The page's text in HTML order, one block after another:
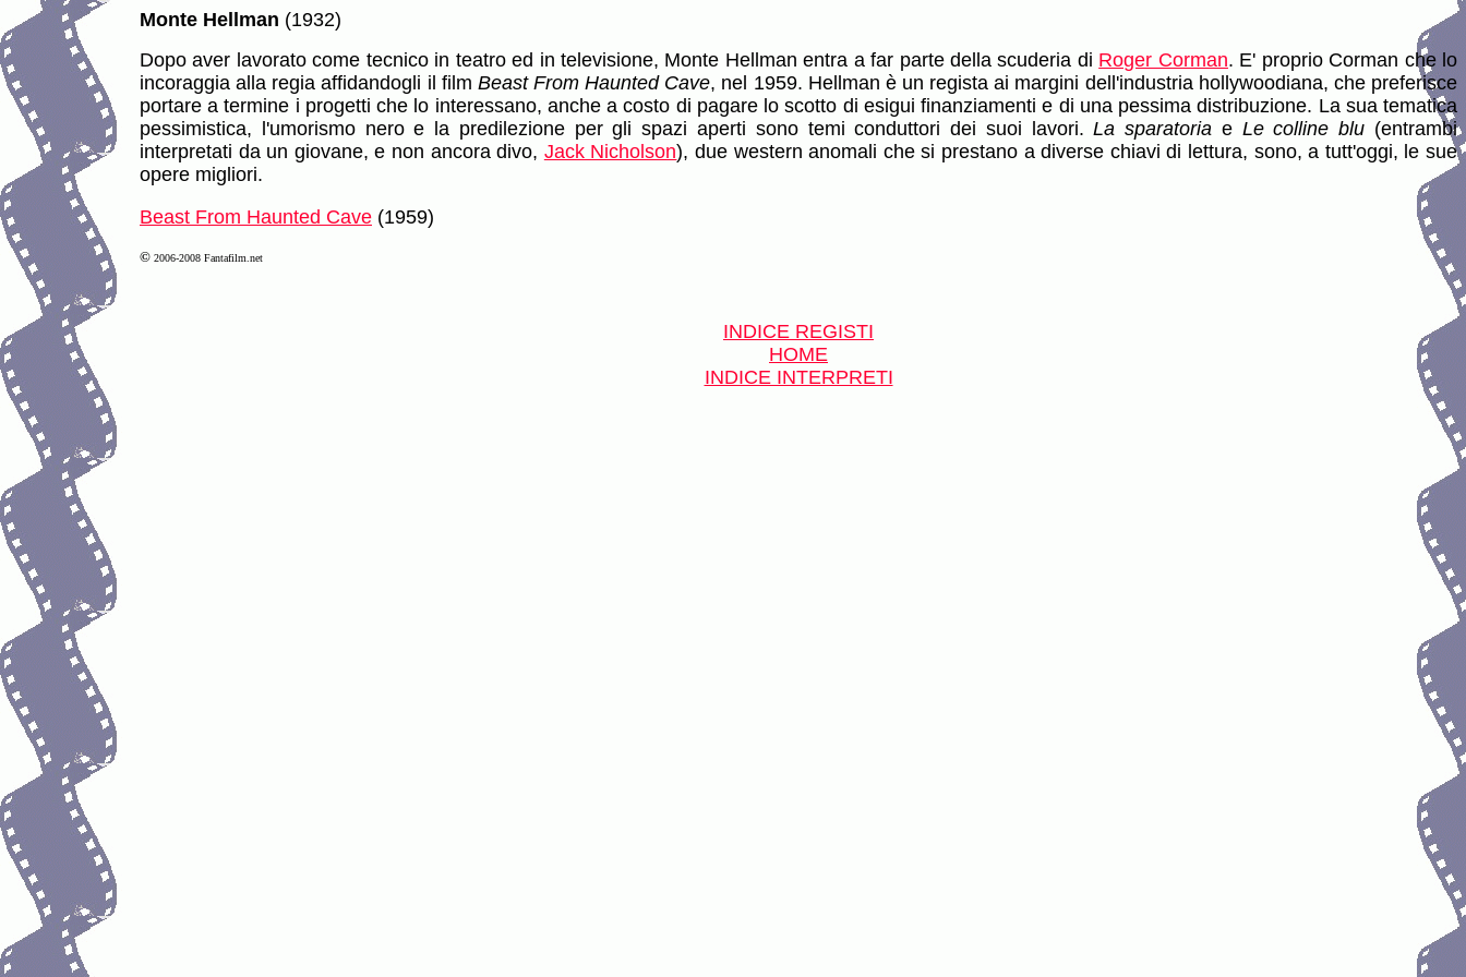
Monte Hellman (1932)
Dopo aver lavorato come tecnico in teatro ed in televisione, Monte Hellman entra a far parte della scuderia di Roger Corman. E' proprio Corman che lo
incoraggia alla regia affidandogli il film Beast From Haunted Cave, nel 1959. Hellman è un regista ai margini dell'industria hollywoodiana, che preferisce
portare a termine i progetti che lo interessano, anche a costo di pagare lo scotto di esigui finanziamenti e di una pessima distribuzione. La sua tematica
pessimistica, l'umorismo nero e la predilezione per gli spazi aperti sono temi conduttori dei suoi lavori.La sparatoria e Le colline blu (entrambi
interpretati da un giovane, e non ancora divo, Jack Nicholson), due western anomali che si prestano a diverse chiavi di lettura, sono, a tutt'oggi, le sue
opere migliori.
Beast From Haunted Cave (1959)
© 2006-2008 Fantafilm.net
INDICE REGISTI
HOME
INDICE INTERPRETI